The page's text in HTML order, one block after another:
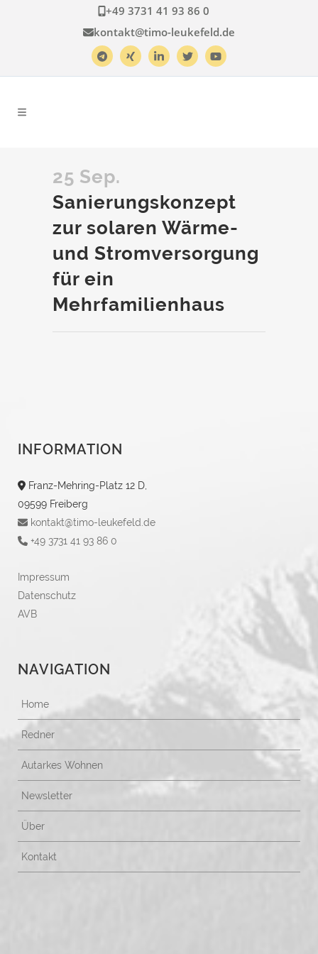
+49 3731 41 93 86 0
kontakt@timo-leukefeld.de
25 Sep.
Sanierungskonzept
zur solaren Wärme-
und Stromversorgung
für ein
Mehrfamilienhaus
INFORMATION
Franz-Mehring-Platz 12 D,
09599 Freiberg
kontakt@timo-leukefeld.de
+49 3731 41 93 86 0
Impressum
Datenschutz
AVB
NAVIGATION
Home
Redner
Autarkes Wohnen
Newsletter
Über
Kontakt